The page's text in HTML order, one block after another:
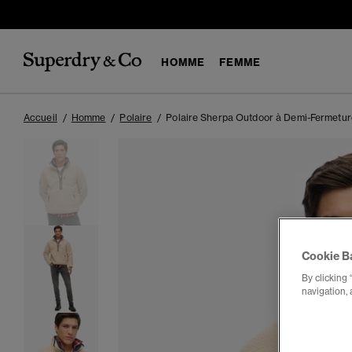
HOMME FEMME
Accueil Homme Polaire Polaire Sherpa Outdoor à Demi-
Cookie
By clicking
navigation,